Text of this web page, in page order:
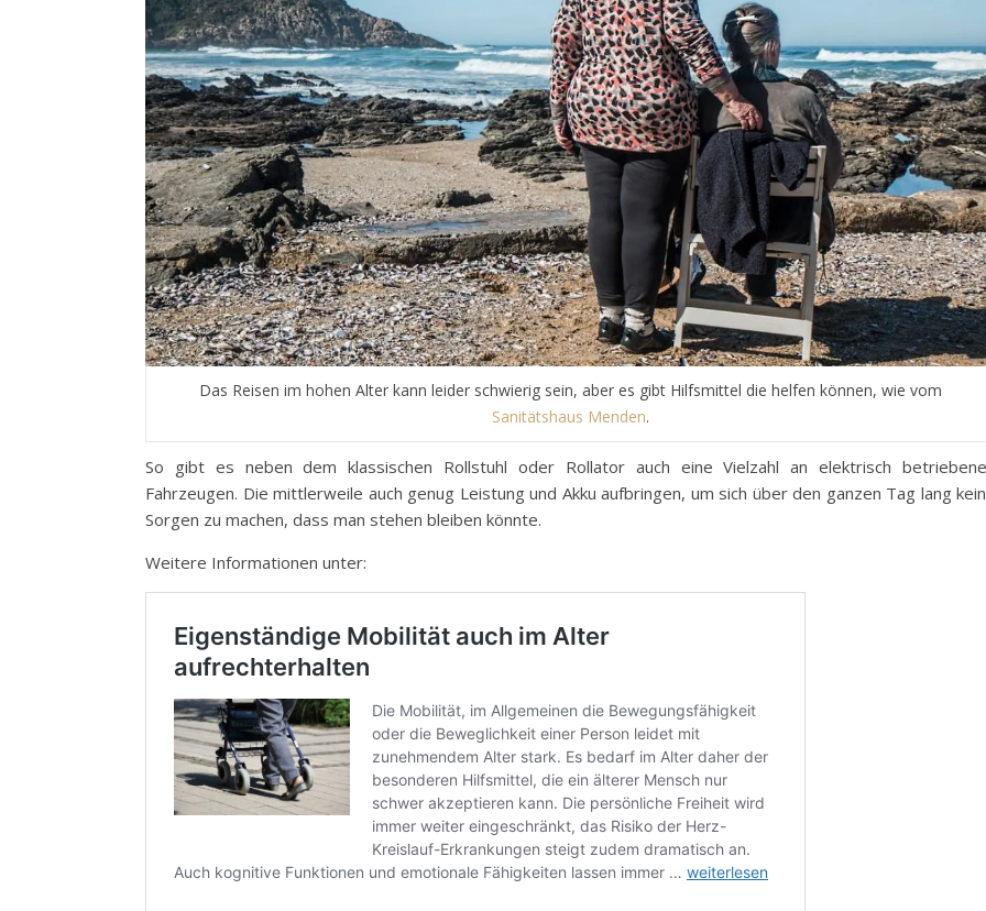
Das Reisen im hohen Alter kann leider schwierig sein, aber es gibt Hilfsmittel die helfen können, wie vom
Sanitätshaus Menden.
So gibt es neben dem klassischen Rollstuhl oder Rollator auch eine Vielzahl an elektrisch
Fahrzeugen. Die mittlerweile auch genug Leistung und Akku aufbringen, um sich über den ganzen Tag lang
Sorgen zu machen, dass man stehen bleiben könnte.
Weitere Informationen unter: